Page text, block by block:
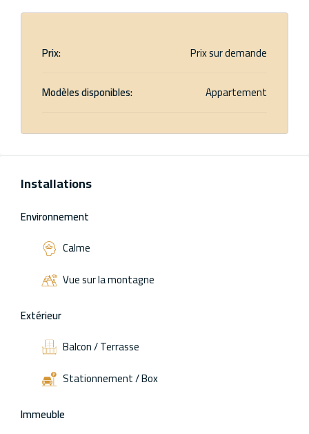
Prix:
Prix sur demande
Modèles disponibles:
Appartement
Installations
Environnement
Calme
Vue sur la montagne
Extérieur
Balcon / Terrasse
Stationnement / Box
Immeuble